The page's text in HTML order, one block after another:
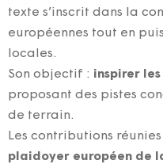
texte s’inscrit dans la
européennes tout en
locales.
Son objectif : inspirer
proposant des pistes
de terrain.
Les contributions
plaidoyer européen de la